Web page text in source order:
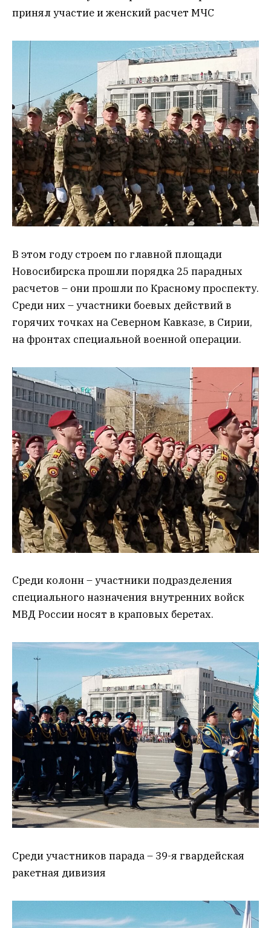
принял участие и женский расчет МЧС
В этом году строем по главной площади
Новосибирска прошли порядка 25 парадных
расчетов – они прошли по Красному проспекту.
Среди них – участники боевых действий в
горячих точках на Северном Кавказе, в Сирии,
на фронтах специальной военной операции.
Среди колонн – участники подразделения
специального назначения внутренних войск
МВД России носят в краповых беретах.
Среди участников парада – 39-я гвардейская
ракетная дивизия